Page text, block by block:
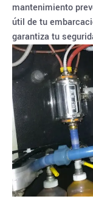
mantenimiento
útil de tu
garantiza tu